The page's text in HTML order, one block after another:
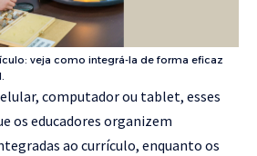
veja como integrá-la de forma eficaz
computador ou tablet, esses
os educadores organizem
ao currículo, enquanto os